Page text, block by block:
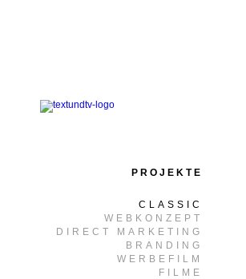
PROJEKTE
CLASSIC
WEBKONZEPT
DIRECT MARKETING
BRANDING
WERBEFILM
FILME